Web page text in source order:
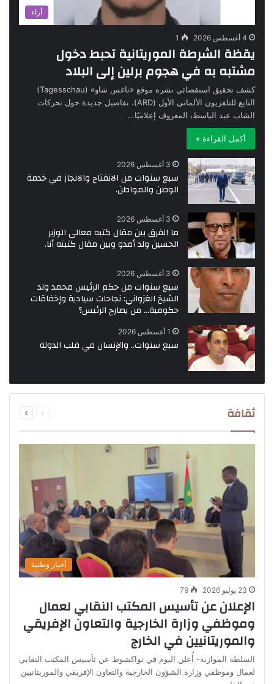
آراء
4 أغسطس 2026 1
يقظة الشرطة الموريتانية تحبط دخول
مشتبه به في هجوم برلين إلى البلاد
كشف تحقيق استقصائي نشره موقع «تاغس شاو» (Tagesschau)
التابع للتلفزيون الألماني الأول (ARD)، تفاصيل جديدة حول تحركات
الشاب عبد الباسط، المعروف إعلاميًا…
أكمل القراءة »
3 أغسطس 2026
سبع سنوات من الانفتاح والانجاز في خدمة
الوطن والمواطن.
3 أغسطس 2026
ما الفرق بين مقال كتبه معالى الوزير
الحسين ولد أمدو وبين مقال كتبته أنا.
3 أغسطس 2026
سبع سنوات من حكم الرئيس محمد ولد
الشيخ الغزواني: نجاحات سيادية وإخفاقات
حكومية… من يصارح الرئيس؟
1 أغسطس 2026
سبع سنوات.. والإنسان في قلب الدولة
ثقافة
الصفحة
أخبار وطنية
23 يوليو 2026 79
الإعلان عن تأسيس المكتب النقابي لعمال
وموظفي وزارة الخارجية والتعاون الإفريقي
والموريتانيين في الخارج
السلطة الموازية- أُعلن اليوم في نواكشوط عن تأسيس المكتب النقابي
لعمال وموظفي وزارة الشؤون الخارجية والتعاون الإفريقي والموريتانيين